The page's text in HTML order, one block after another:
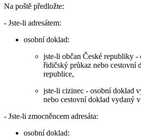
Na poště předložte:
- Jste-li adresátem:
osobní doklad:
jste-li občan České republiky -
řidičský průkaz nebo cestovní
republice,
jste-li cizinec - osobní doklad
nebo cestovní doklad vydaný
- Jste-li zmocněncem adresáta:
osobní doklad: